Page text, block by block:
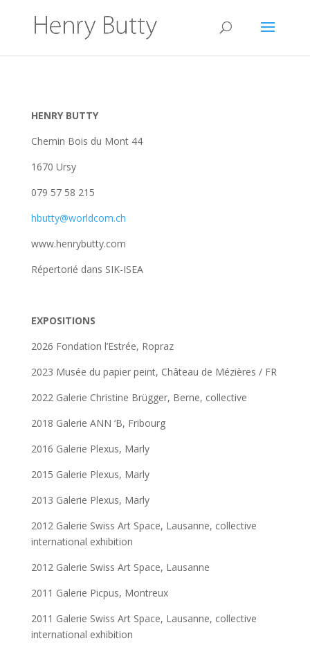
HENRY BUTTY
Chemin Bois du Mont 44
1670 Ursy
079 57 58 215
hbutty@worldcom.ch
www.henrybutty.com
Répertorié dans SIK-ISEA
EXPOSITIONS
2026 Fondation l’Estrée, Ropraz
2023 Musée du papier peint, Château de Mézières / FR
2022 Galerie Christine Brügger, Berne, collective
2018 Galerie ANN ‘B, Fribourg
2016 Galerie Plexus, Marly
2015 Galerie Plexus, Marly
2013 Galerie Plexus, Marly
2012 Galerie Swiss Art Space, Lausanne, collective
international exhibition
2012 Galerie Swiss Art Space, Lausanne
2011 Galerie Picpus, Montreux
2011 Galerie Swiss Art Space, Lausanne, collective
international exhibition